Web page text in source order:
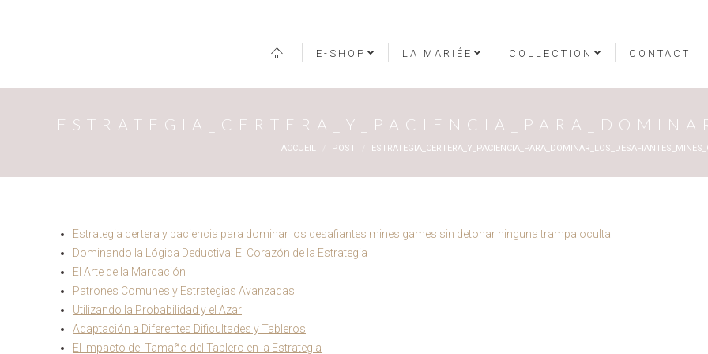
E-SHOP LA MARIÉE COLLECTION CONTACT
Vous êtes ici :
ACCUEIL POST
Estrategia certera y paciencia para dominar los desafiantes mines games sin detonar ninguna trampa oculta
Dominando la Lógica Deductiva: El Corazón de la Estrategia
El Arte de la Marcación
Patrones Comunes y Estrategias Avanzadas
Utilizando la Probabilidad y el Azar
Adaptación a Diferentes Dificultades y Tableros
El Impacto del Tamaño del Tablero en la Estrategia